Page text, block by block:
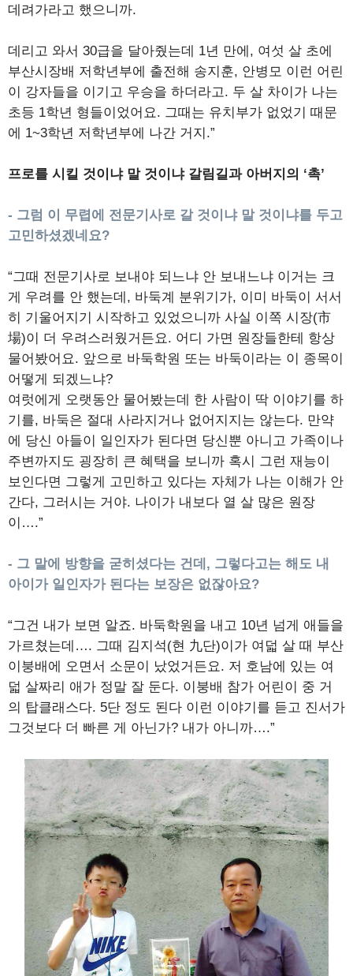
데려가라고 했으니까.
데리고 와서 30급을 달아줬는데 1년 만에, 여섯 살 초에
부산시장배 저학년부에 출전해 송지훈, 안병모 이런 어린
이 강자들을 이기고 우승을 하더라고. 두 살 차이가 나는
초등 1학년 형들이었어요. 그때는 유치부가 없었기 때문
에 1~3학년 저학년부에 나간 거지.”
프로를 시킬 것이냐 말 것이냐 갈림길과 아버지의 ‘촉’
- 그럼 이 무렵에 전문기사로 갈 것이냐 말 것이냐를 두고
고민하셨겠네요?
“그때 전문기사로 보내야 되느냐 안 보내느냐 이거는 크
게 우려를 안 했는데, 바둑계 분위기가, 이미 바둑이 서서
히 기울어지기 시작하고 있었으니까 사실 이쪽 시장(市
場)이 더 우려스러웠거든요. 어디 가면 원장들한테 항상
물어봤어요. 앞으로 바둑학원 또는 바둑이라는 이 종목이
어떻게 되겠느냐?
여럿에게 오랫동안 물어봤는데 한 사람이 딱 이야기를 하
기를, 바둑은 절대 사라지거나 없어지지는 않는다. 만약
에 당신 아들이 일인자가 된다면 당신뿐 아니고 가족이나
주변까지도 굉장히 큰 혜택을 보니까 혹시 그런 재능이
보인다면 그렇게 고민하고 있다는 자체가 나는 이해가 안
간다, 그러시는 거야. 나이가 내보다 열 살 많은 원장
이….”
- 그 말에 방향을 굳히셨다는 건데, 그렇다고는 해도 내
아이가 일인자가 된다는 보장은 없잖아요?
“그건 내가 보면 알죠. 바둑학원을 내고 10년 넘게 애들을
가르쳤는데…. 그때 김지석(현 九단)이가 여덟 살 때 부산
이붕배에 오면서 소문이 났었거든요. 저 호남에 있는 여
덟 살짜리 애가 정말 잘 둔다. 이붕배 참가 어린이 중 거
의 탑클래스다. 5단 정도 된다 이런 이야기를 듣고 진서가
그것보다 더 빠른 게 아닌가? 내가 아니까….”